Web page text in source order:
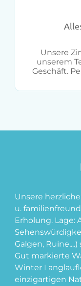
Unsere
unserem
Geschäft.
Unsere
u.
Erholung. Lage:
Galgen,
Gut markierte
Winter
einzigartigen